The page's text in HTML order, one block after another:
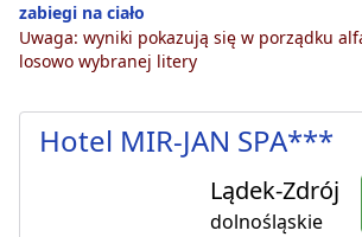
zabiegi na ciało
Uwaga: wyniki pokazują się w porządku
losowo wybranej litery
Hotel MIR-JAN SPA***
Lądek-Zdrój
dolnośląskie